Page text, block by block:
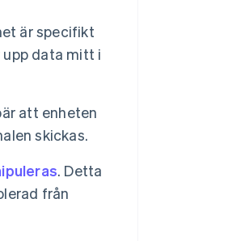
är specifikt
data mitt i
att enheten
skickas.
. Detta
från